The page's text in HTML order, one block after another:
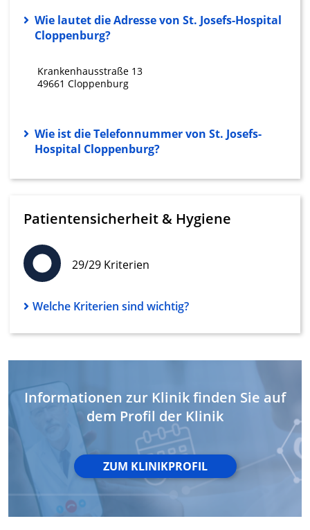
Wie lautet die Adresse von St. Josefs-Hospital
Cloppenburg?
Krankenhausstraße 13
49661 Cloppenburg
Wie ist die Telefonnummer von St. Josefs-
Hospital Cloppenburg?
Patientensicherheit & Hygiene
29/29 Kriterien
Welche Kriterien sind wichtig?
Informationen zur Klinik finden Sie auf
dem Profil der Klinik
ZUM KLINIKPROFIL
Analyse von Zielgruppen durch Statistiken
oder Kombinationen von Daten aus
Entwicklung und Verbesserung der
Angebote
von Inhalten
IAB-Besonderheiten:
Informationen identifizieren
Notwendig
Performance
Funktional